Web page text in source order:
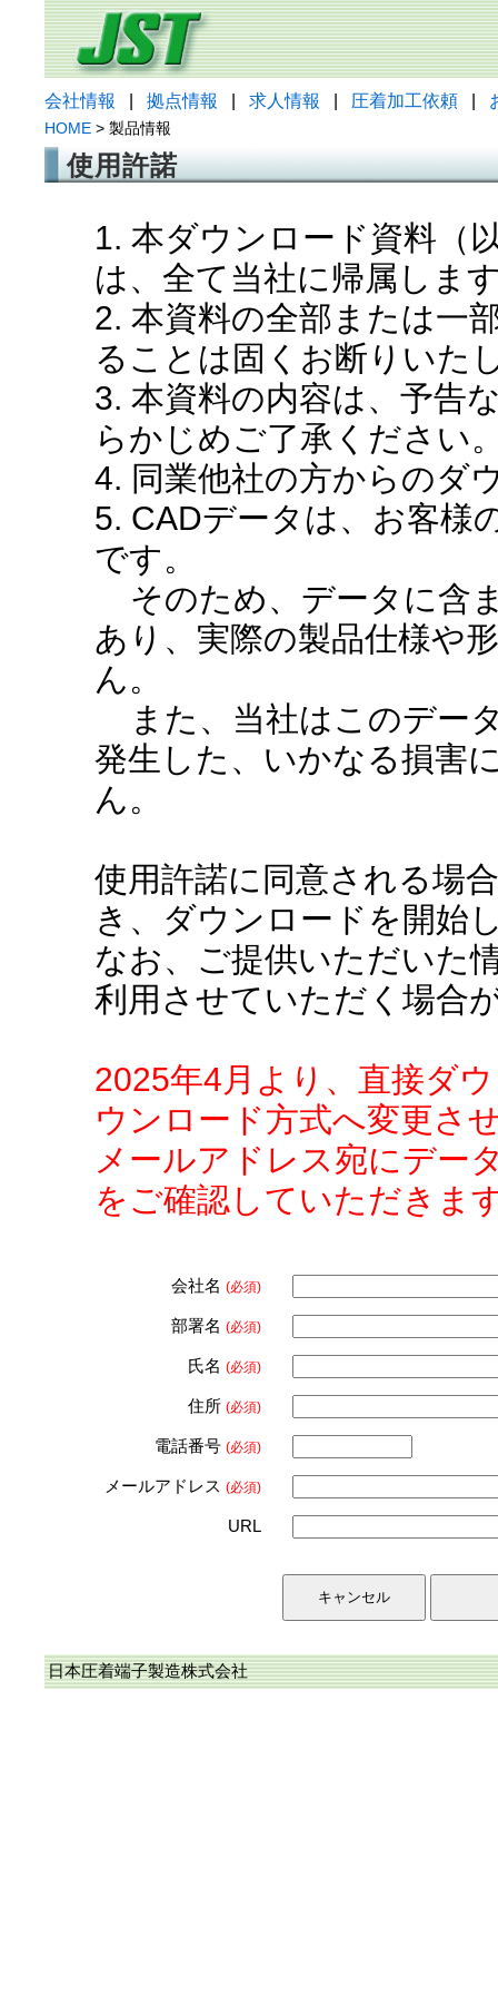
会社情報 拠点情報 求人情報 圧着加工依頼
HOME > 製品情報
使用許諾
1. 本ダウンロード資料（
は、全て当社に帰属しま
2. 本資料の全部または一
ることは固くお断りいた
3. 本資料の内容は、予告
らかじめご了承ください
4. 同業他社の方からのダ
5. CADデータは、お客様
です。
そのため、データに含
あり、実際の製品仕様や
ん。
また、当社はこのデー
発生した、いかなる損害
ん。
使用許諾に同意される場
き、ダウンロードを開始
なお、ご提供いただいた
利用させていただく場合
2025年4月より、直接ダ
ウンロード方式へ変更さ
メールアドレス宛にデー
をご確認していただきま
会社名 (必須)
部署名 (必須)
氏名 (必須)
住所 (必須)
電話番号 (必須)
メールアドレス (必須)
URL
日本圧着端子製造株式会社